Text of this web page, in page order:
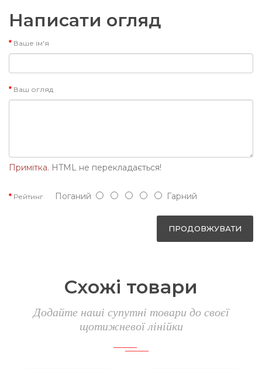
Написати огляд
Ваше ім'я
Ваш огляд
Примітка. HTML не перекладається!
Рейтинг Поганий Гарний
ПРОДОВЖУВАТИ
Схожі товари
Додайте наші супутні товари до своєї
щотижневої лінійки